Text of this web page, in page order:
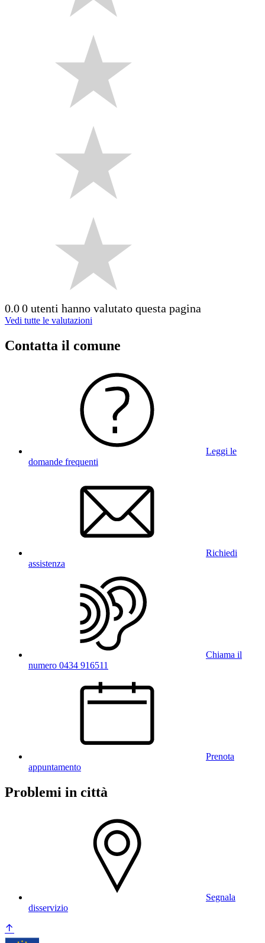
0.00 utenti hanno valutato questa pagina
Vedi tutte le valutazioni
Contatta il comune
Leggi le
domande frequenti
Richiedi
assistenza
Chiama il
numero 0434 916511
Prenota
appuntamento
Problemi in città
Segnala
disservizio